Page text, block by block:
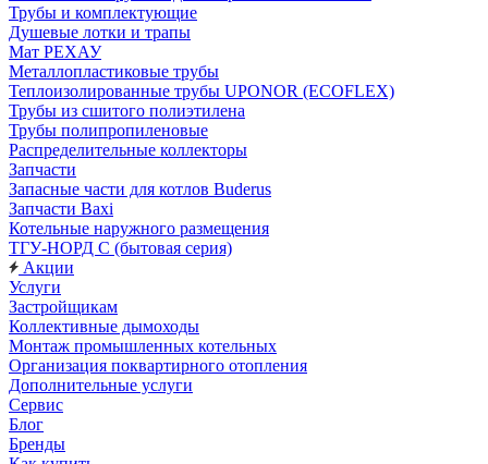
Трубы и комплектующие
Душевые лотки и трапы
Мат РЕХАУ
Металлопластиковые трубы
Теплоизолированные трубы UPONOR (ECOFLEX)
Трубы из сшитого полиэтилена
Трубы полипропиленовые
Распределительные коллекторы
Запчасти
Запасные части для котлов Buderus
Запчасти Baxi
Котельные наружного размещения
ТГУ-НОРД С (бытовая серия)
Акции
Услуги
Застройщикам
Коллективные дымоходы
Монтаж промышленных котельных
Организация поквартирного отопления
Дополнительные услуги
Сервис
Блог
Бренды